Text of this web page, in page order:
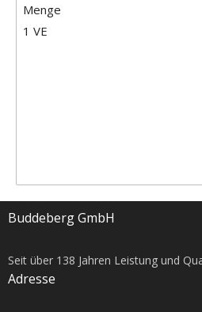
Menge
1 VE
Buddeberg GmbH
Seit über 138 Jahren Leistung und
Adresse